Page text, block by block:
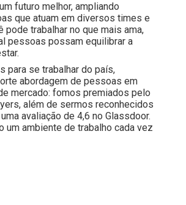
futuro melhor, ampliando
que atuam em diversos times e
trabalhar no que mais ama,
pessoas possam equilibrar a
para se trabalhar do país,
abordagem de pessoas em
mercado: fomos premiados pelo
além de sermos reconhecidos
avaliação de 4,6 no Glassdoor.
um ambiente de trabalho cada vez